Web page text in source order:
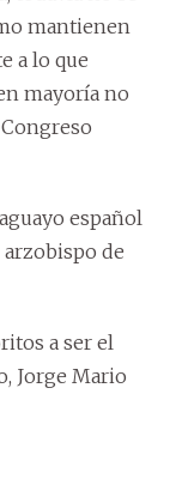
mantienen
a lo que
mayoría no
español
de
a ser el
Jorge Mario